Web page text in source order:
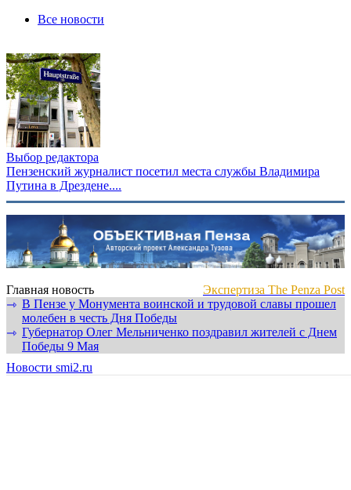
Все новости
Выбор редактора
Пензенский журналист посетил места службы Владимира
Путина в Дрездене....
Главная новость
Экспертиза The Penza Post
⇾ В Пензе у Монумента воинской и трудовой славы прошел
молебен в честь Дня Победы
⇾ Губернатор Олег Мельниченко поздравил жителей с Днем
Победы 9 Мая
Новости smi2.ru